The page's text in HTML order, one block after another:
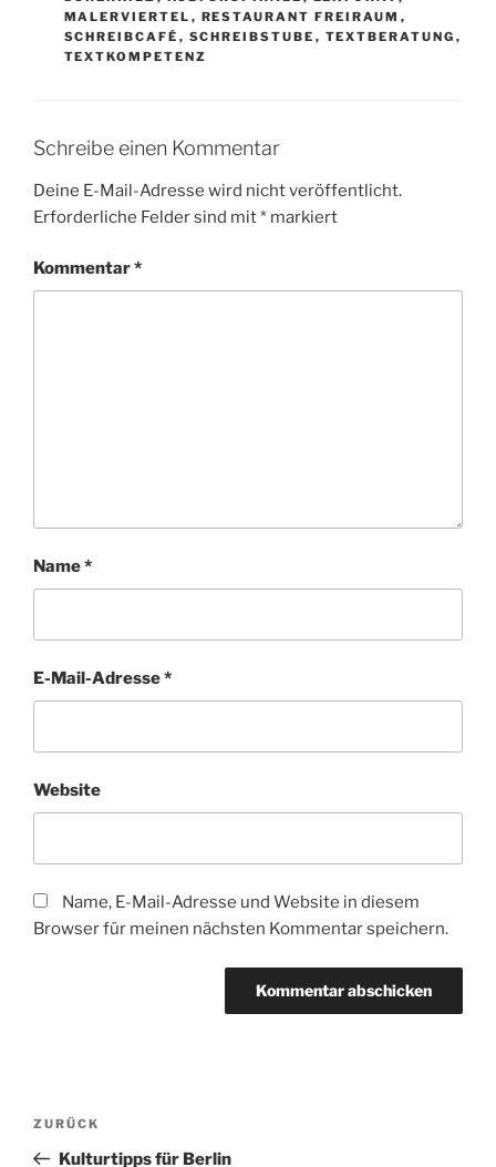
MALERVIERTEL , RESTAURANT FREIRAUM ,
SCHREIBCAFÉ , SCHREIBSTUBE , TEXTBERATUNG ,
TEXTKOMPETENZ
Schreibe einen Kommentar
Deine E-Mail-Adresse wird nicht veröffentlicht.
Erforderliche Felder sind mit* markiert
Kommentar*
Name*
E-Mail-Adresse*
Website
Name, E-Mail-Adresse und Website in diesem
Browser für meinen nächsten Kommentar speichern.
Beitragsnavigation
Vorheriger
Beitrag
ZURÜCK
Kulturtipps für Berlin